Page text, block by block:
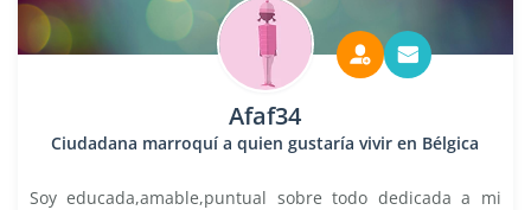
Afaf34
Ciudadana marroquí a quien gustaría vivir en Bélgica
Soy educada,amable,puntual sobre todo dedicada a mi